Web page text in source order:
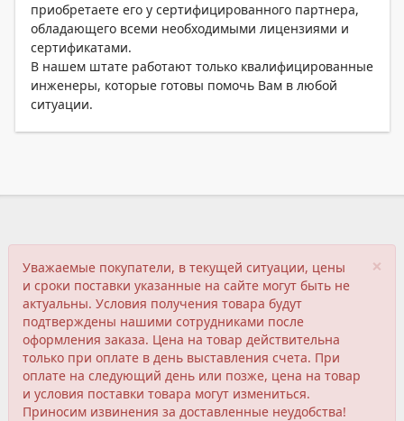
приобретаете его у сертифицированного партнера,
обладающего всеми необходимыми лицензиями и
сертификатами.
В нашем штате работают только квалифицированные
инженеры, которые готовы помочь Вам в любой
ситуации.
×
Уважаемые покупатели, в текущей ситуации, цены
и сроки поставки указанные на сайте могут быть не
актуальны. Условия получения товара будут
подтверждены нашими сотрудниками после
оформления заказа. Цена на товар действительна
только при оплате в день выставления счета. При
оплате на следующий день или позже, цена на товар
и условия поставки товара могут измениться.
Приносим извинения за доставленные неудобства!